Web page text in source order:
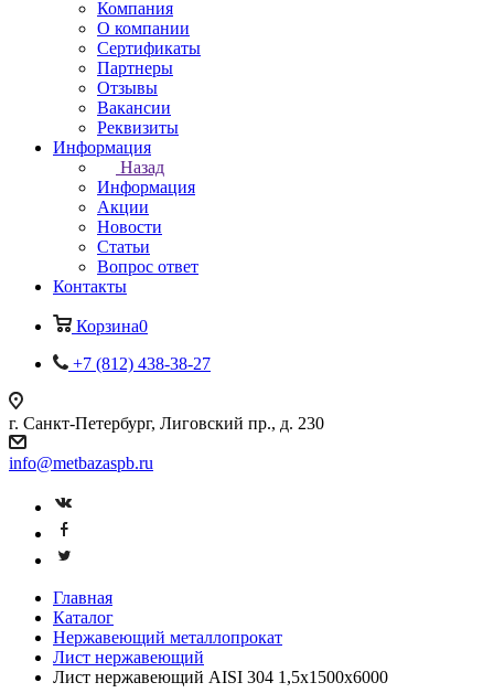
Компания
О компании
Сертификаты
Партнеры
Отзывы
Вакансии
Реквизиты
Информация
Назад
Информация
Акции
Новости
Статьи
Вопрос ответ
Контакты
Корзина0
+7 (812) 438-38-27
г. Санкт-Петербург, Лиговский пр., д. 230
info@metbazaspb.ru
Главная
Каталог
Нержавеющий металлопрокат
Лист нержавеющий
Лист нержавеющий AISI 304 1,5х1500х6000